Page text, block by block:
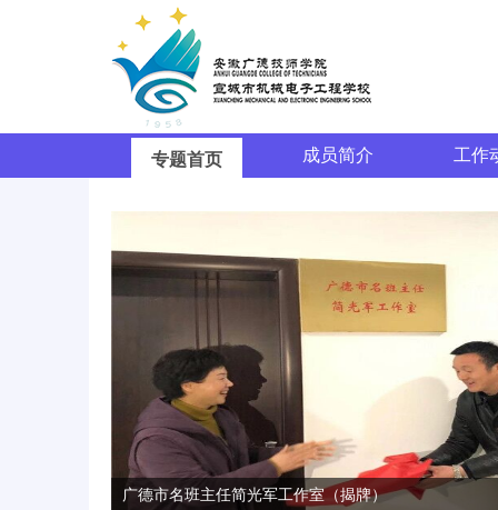
专题首页 成员简介 工作
广德市名班主任简光军工作室（揭牌）